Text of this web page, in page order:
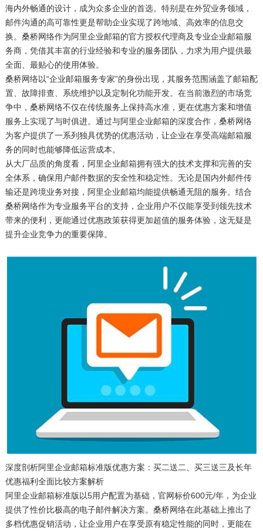
海内外畅通的设计，成为众多企业的首选。特别是在外贸业务领域，
邮件沟通的高可靠性更是帮助企业实现了跨地域、高效率的信息交
换。桑桥网络作为阿里企业邮箱的官方授权代理商及专业企业邮箱服
务商，凭借其丰富的行业经验和专业的服务团队，力求为用户提供最
全面、最贴心的使用体验。
桑桥网络以“企业邮箱服务专家”的身份出现，其服务范围涵盖了邮箱配
置、故障排查、系统维护以及定制化功能开发。在当前激烈的市场竞
争中，桑桥网络不仅在传统服务上保持高水准，更在优惠方案和增值
服务上实现了与时俱进。通过与阿里企业邮箱的深度合作，桑桥网络
为客户提供了一系列独具优势的优惠活动，让企业在享受高端邮箱服
务的同时也能够降低运营成本。
从大厂品质的角度看，阿里企业邮箱拥有强大的技术支撑和完善的安
全体系，确保用户邮件数据的安全性和稳定性。无论是国内外邮件传
输还是跨境业务对接，阿里企业邮箱均能提供畅通无阻的服务。结合
桑桥网络作为专业服务平台的支持，企业用户不仅能享受到领先技术
带来的便利，更能通过优惠政策获得更加超值的服务体验，这无疑是
提升企业竞争力的重要保障。
深度剖析阿里企业邮箱标准版优惠方案：买二送二、买三送三及长年
优惠福利全面比较方案解析
阿里企业邮箱标准版以5用户配置为基础，官网标价600元/年，为企业
提供了性价比极高的电子邮件解决方案。桑桥网络在此基础上推出了
多档优惠促销活动，让企业用户在享受原有稳定性能的同时，更能在